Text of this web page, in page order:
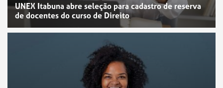
UNEX Itabuna abre seleção para cadastro de reserva
de docentes do curso de Direito